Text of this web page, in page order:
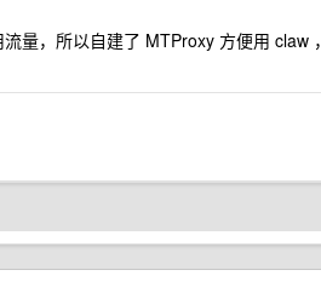
量，所以自建了 MTProxy 方便用 claw